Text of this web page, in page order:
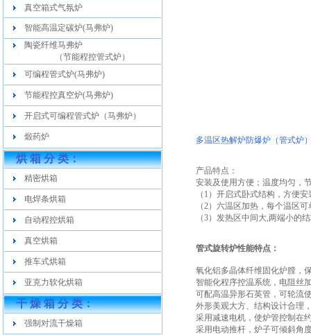
真空箱式气氛炉
智能高温定碳炉(马弗炉)
陶瓷纤维马弗炉
（节能程控管式炉）
可编程管式炉(马弗炉)
节能程控真空炉(马弗炉)
开启式可编程管式炉（马弗炉）
煅药炉
烘 箱 分 类：
精密烘箱
电焊条烘箱
自动程控烘箱
真空烘箱
推车式烘箱
亚克力软化烘箱
干 燥 箱 分 类：
强制对流干燥箱
多温区热解炉防爆炉（管式炉
产品特点：
安装及使用方便；温度均匀，
（1）开启式卧式结构，方便
（2）六温区加热，每个温区
（3）发热区中间大,两端小的
管式旋转炉性能特点：
氧化铝多晶体纤维固化炉膛，
智能化程序控温系统，电阻丝
可配高温异形石英管，可轮流
外形美观大方、结构设计合理
采用减速电机，使炉管控制在
采用电动推杆，炉子可倾斜角